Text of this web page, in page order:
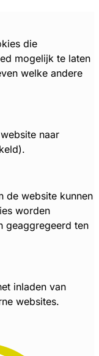
die
mogelijk te laten
welke andere
naar
de website kunnen
worden
geaggregeerd ten
inladen van
websites.